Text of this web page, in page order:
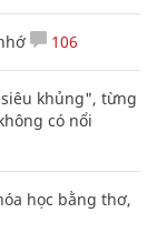
106
khủng", từng
có nổi
học bằng thơ,